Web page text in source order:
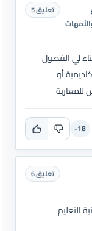
تعليق 5
لي الفصول
أو
للمغاربة
-18
تعليق 6
التعليم